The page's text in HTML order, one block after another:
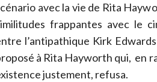
avec la vie de Rita
frappantes avec le
l’antipathique Kirk
à Rita Hayworth qui, en
justement, refusa.